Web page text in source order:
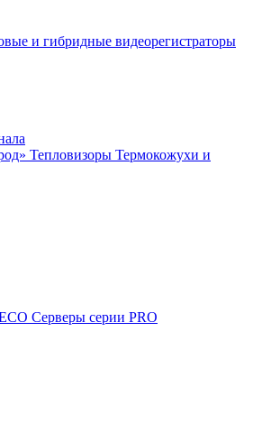
и гибридные видеорегистраторы
Тепловизоры Термокожухи и
Серверы серии PRO